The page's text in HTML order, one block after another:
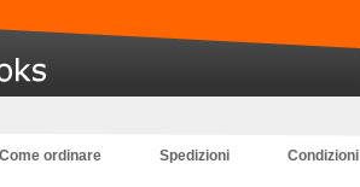
Come ordinare Spedizioni Condizioni